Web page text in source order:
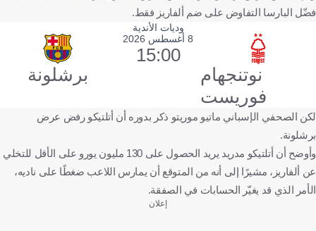
فضّل البارسا التفاوض على ضم ألفاريز فقط.
وديات الأندية
نوتنجهام
فوريست
8 أغسطس 2026
15:00
برشلونة
لكن الصحفي الإسباني ماتيو موريتو ذكر بدوره أن أتلتيكو رفض عرض
برشلونة.
وأوضح أن أتلتيكو مدريد يريد الحصول على 130 مليون يورو على الأقل للتخلي
عن ألفاريز، مشيرًا إلى أنه من المتوقع أن يمارس اللاعب ضغطًا على ناديه،
الأمر الذي قد يغيّر الحسابات في الصفقة.
إعلان